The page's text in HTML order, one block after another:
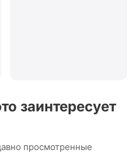
заинтересует
просмотренные